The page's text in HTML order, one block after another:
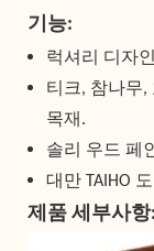
기능:
럭셔리 디자인
티크, 참나무,
목재.
솔리 우드 페
대만 TAIHO
제품 세부사항: